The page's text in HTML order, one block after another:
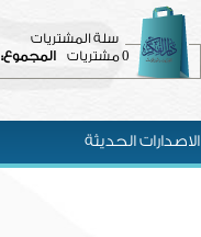
سلة المشتريات
0مشتريات المجموع:
الاصدارات الحديثة